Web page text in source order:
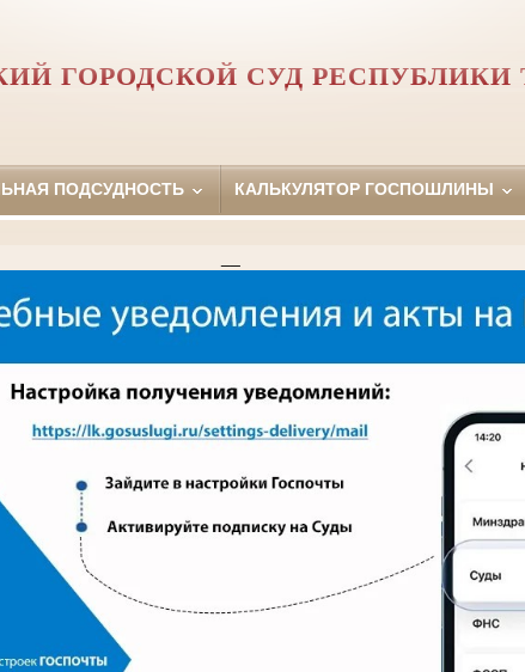
ГОРОДСКОЙ СУД РЕСПУБЛИКИ
ПОДСУДНОСТЬ КАЛЬКУЛЯТОР ГОСПОШЛИНЫ